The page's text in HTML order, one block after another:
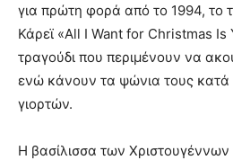
για πρώτη φορά από το 1994, το
Κάρεϊ «All I Want for Christmas Is
τραγούδι που περιμένουν να
ενώ κάνουν τα ψώνια τους κατά
γιορτών.
Η βασίλισσα των